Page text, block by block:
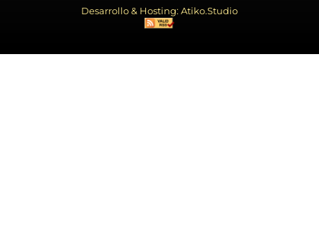
Desarrollo & Hosting: Atiko.Studio